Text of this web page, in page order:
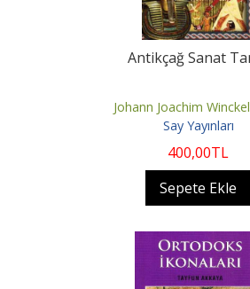
Antikçağ Sanat
Johann Joachim
Say Yayınları
400,00TL
Sepete Ekle